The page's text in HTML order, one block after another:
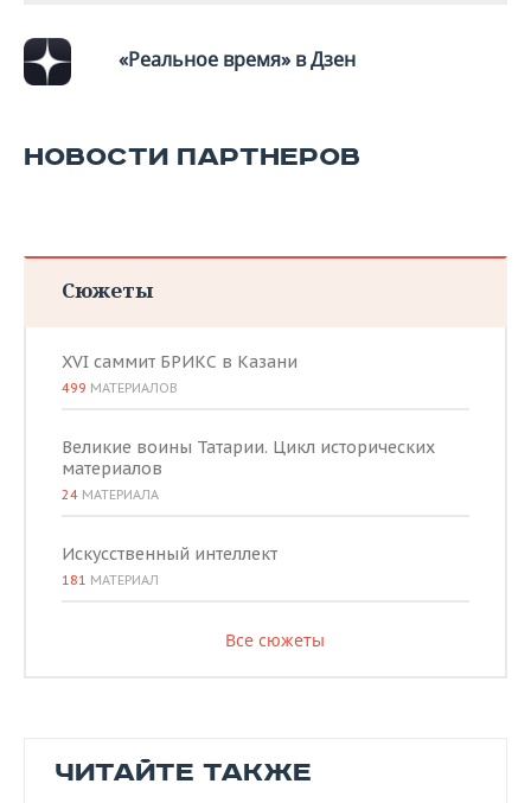
«Реальное время» в Дзен
НОВОСТИ ПАРТНЕРОВ
Сюжеты
XVI саммит БРИКС в Казани
499 МАТЕРИАЛОВ
Великие воины Татарии. Цикл исторических
материалов
24 МАТЕРИАЛА
Искусственный интеллект
181 МАТЕРИАЛ
Все сюжеты
ЧИТАЙТЕ ТАКЖЕ